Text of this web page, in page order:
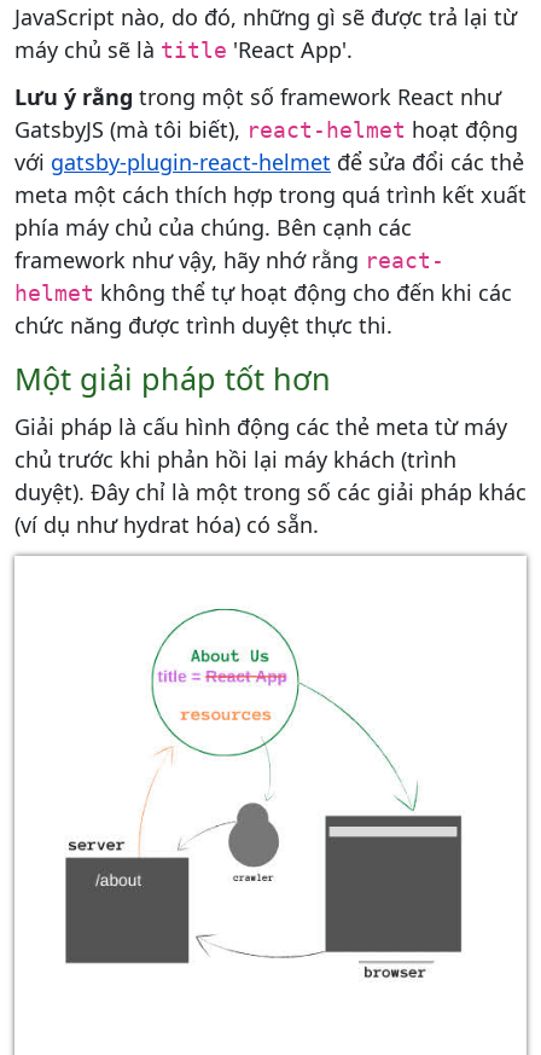
JavaScript nào, do đó, những gì sẽ được trả lại từ
máy chủ sẽ là title 'React App'.
Lưu ý rằng trong một số framework React như
GatsbyJS (mà tôi biết), react-helmet hoạt động
với gatsby-plugin-react-helmet để sửa đổi các thẻ
meta một cách thích hợp trong quá trình kết xuất
phía máy chủ của chúng. Bên cạnh các
framework như vậy, hãy nhớ rằng react-
helmet không thể tự hoạt động cho đến khi các
chức năng được trình duyệt thực thi.
Một giải pháp tốt hơn
Giải pháp là cấu hình động các thẻ meta từ máy
chủ trước khi phản hồi lại máy khách (trình
duyệt). Đây chỉ là một trong số các giải pháp khác
(ví dụ như hydrat hóa) có sẵn.